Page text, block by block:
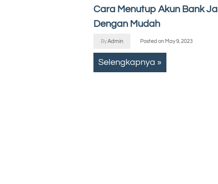
Cara Menutup Akun Bank
Dengan Mudah
ByAdmin Posted on May 9, 2023
Selengkapnya »